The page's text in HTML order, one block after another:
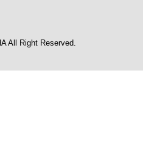
All Right Reserved.